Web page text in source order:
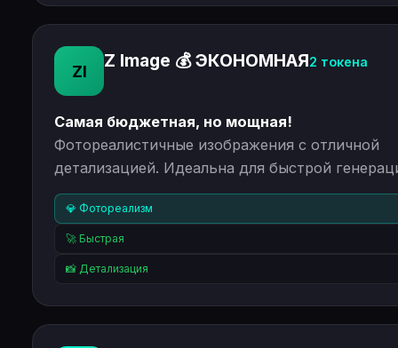
ZI Z Image 💰 ЭКОНОМНАЯ2 токена
Самая бюджетная, но мощная!
Фотореалистичные изображения с отличной
детализацией. Идеальна для быстрой
💎 Фотореализм
🚀 Быстрая
📸 Детализация